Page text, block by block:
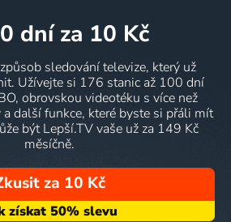
dní za 10 Kč
sledování televize, který už
Užívejte si 176 stanic až 100 dní
obrovskou videotéku s více než
další funkce, které byste si přáli mít
být Lepší.TV vaše už za 149 Kč
měsíčně.
za 10 Kč